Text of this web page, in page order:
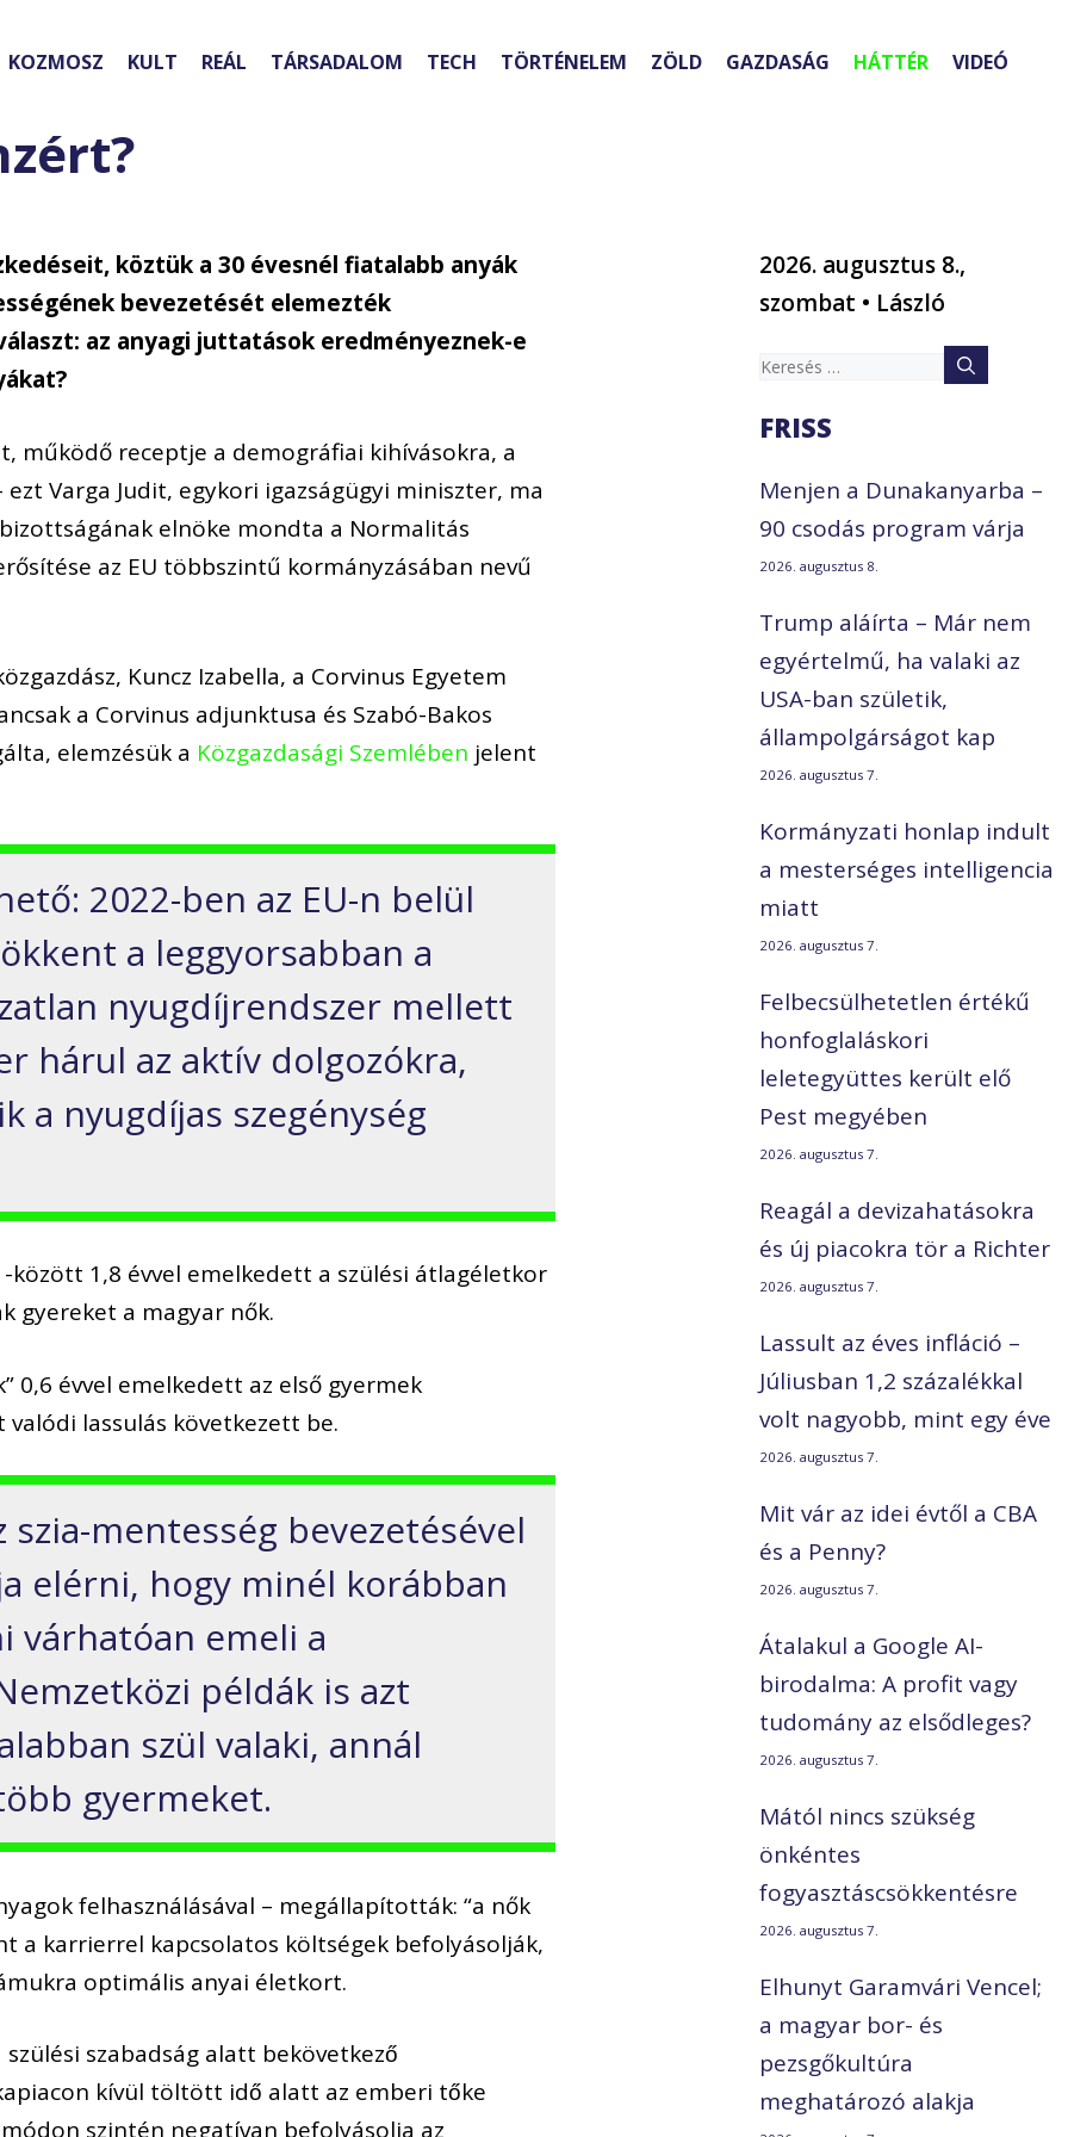
KOZMOSZ KULT REÁL TÁRSADALOM TECH TÖRTÉNELEM ZÖLD GAZDASÁG HÁTTÉR VIDEÓ
köztük a 30 évesnél fiatalabb anyák
bevezetését elemezték
az anyagi juttatások eredményeznek-e
működő receptje a demográfiai kihívásokra, a
ezt Varga Judit, egykori igazságügyi miniszter, ma
ágának elnöke mondta a Normalitás
ősítése az EU többszintű kormányzásában nevű
özgazdász, Kuncz Izabella, a Corvinus Egyetem
a Corvinus adjunktusa és Szabó-Bakos
álta, elemzésük a Közgazdasági Szemlében jelent
ő: 2022-ben az EU-n belül
ökkent a leggyorsabban a
nyugdíjrendszer mellett
hárul az aktív dolgozókra,
a nyugdíjas szegénység
között 1,8 évvel emelkedett a szülési átlagéletkor
gyereket a magyar nők.
” 0,6 évvel emelkedett az első gyermek
valódi lassulás következett be.
szia-mentesség bevezetésével
elérni, hogy minél korábban
várhatóan emeli a
özi példák is azt
szül valaki, annál
öbb gyermeket.
felhasználásával – megállapították:“a nők
a karrierrel kapcsolatos költségek befolyásolják,
mukra optimális anyai életkort.
szülési szabadság alatt bekövetkezo
kívül töltött ido alatt az emberi toke
ódon szintén negatívan befolyásolja az
2026. augusztus 8.,
szombat • László
Keresés:
FRISS
Menjen a Dunakanyarba –
90 csodás program várja
2026. augusztus 8.
Trump aláírta – Már nem
egyértelmű, ha valaki az
USA-ban születik,
állampolgárságot kap
2026. augusztus 7.
Kormányzati honlap indult
a mesterséges intelligencia
miatt
2026. augusztus 7.
Felbecsülhetetlen értékű
honfoglaláskori
leletegyüttes került elő
Pest megyében
2026. augusztus 7.
Reagál a devizahatásokra
és új piacokra tör a Richter
2026. augusztus 7.
Lassult az éves infláció –
Júliusban 1,2 százalékkal
volt nagyobb, mint egy éve
2026. augusztus 7.
Mit vár az idei évtől a CBA
és a Penny?
2026. augusztus 7.
Átalakul a Google AI-
birodalma: A profit vagy
tudomány az elsődleges?
2026. augusztus 7.
Mától nincs szükség
önkéntes
fogyasztáscsökkentésre
2026. augusztus 7.
Elhunyt Garamvári Vencel;
a magyar bor- és
pezsgőkultúra
meghatározó alakja